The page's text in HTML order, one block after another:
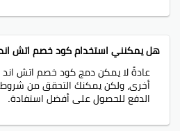
كود خصم اتش اند ام
كود خصم اتش اند ام 25
كود خصم اتش اند ام مصر
كود خصم اتش اند ام الإمارات
كود خصم اتش اند ام الكويت
كود خصم اتش اند ام مصر
هل يمكنني استخدام كود خصم اتش اند ام 2026 مع عروض
أخرى، ولكن يمكنك التحقق من
الدفع للحصول على أفضل استفادة.